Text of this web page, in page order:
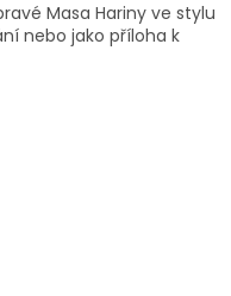
Masa Hariny ve stylu
nebo jako příloha k